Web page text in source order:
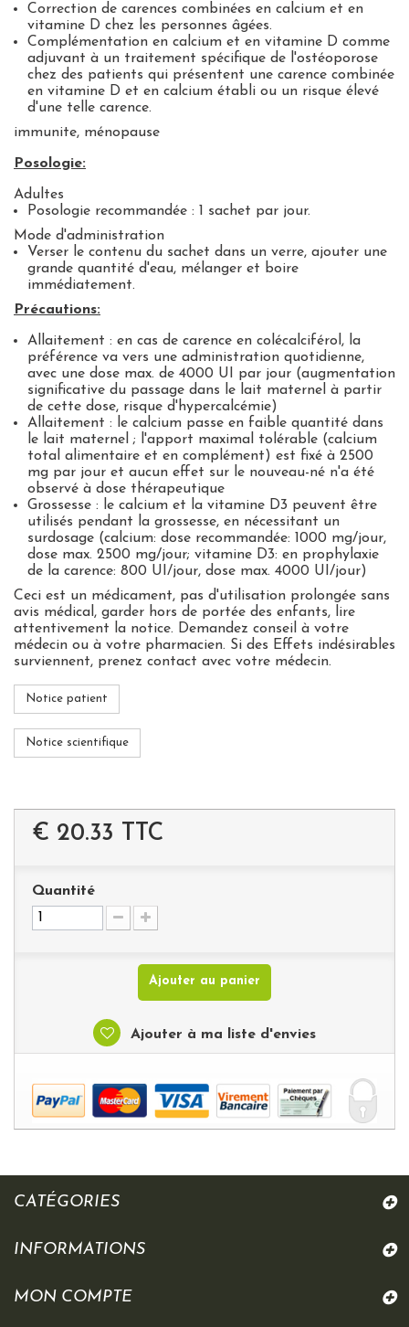
Correction de carences combinées en calcium et en
vitamine D chez les personnes âgées.
Complémentation en calcium et en vitamine D comme
adjuvant à un traitement spécifique de l'ostéoporose
chez des patients qui présentent une carence combinée
en vitamine D et en calcium établi ou un risque élevé
d'une telle carence.
immunite, ménopause
Posologie:
Adultes
Posologie recommandée : 1 sachet par jour.
Mode d'administration
Verser le contenu du sachet dans un verre, ajouter une
grande quantité d'eau, mélanger et boire
immédiatement.
Précautions:
Allaitement : en cas de carence en colécalciférol, la
préférence va vers une administration quotidienne,
avec une dose max. de 4000 UI par jour (augmentation
significative du passage dans le lait maternel à partir
de cette dose, risque d'hypercalcémie)
Allaitement : le calcium passe en faible quantité dans
le lait maternel ; l'apport maximal tolérable (calcium
total alimentaire et en complément) est fixé à 2500
mg par jour et aucun effet sur le nouveau-né n'a été
observé à dose thérapeutique
Grossesse : le calcium et la vitamine D3 peuvent être
utilisés pendant la grossesse, en nécessitant un
surdosage (calcium: dose recommandée: 1000 mg/jour,
dose max. 2500 mg/jour; vitamine D3: en prophylaxie
de la carence: 800 UI/jour, dose max. 4000 UI/jour)
Ceci est un médicament, pas d'utilisation prolongée sans
avis médical, garder hors de portée des enfants, lire
attentivement la notice. Demandez conseil à votre
médecin ou à votre pharmacien. Si des Effets indésirables
surviennent, prenez contact avec votre médecin.
Notice patient
Notice scientifique
€ 20.33 TTC
Quantité
Ajouter au panier
Ajouter à ma liste d'envies
CATÉGORIES
INFORMATIONS
MON COMPTE